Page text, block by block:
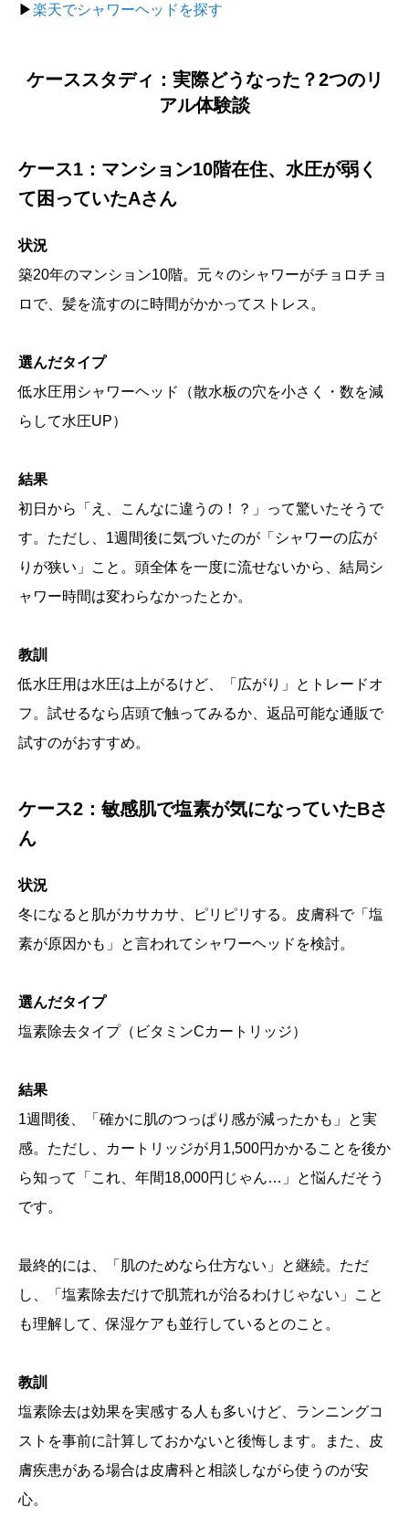
▶楽天でシャワーヘッドを探す
ケーススタディ：実際どうなった？2つのリ
アル体験談
ケース1：マンション10階在住、水圧が弱く
て困っていたAさん
状況
築20年のマンション10階。元々のシャワーがチョロチョ
ロで、髪を流すのに時間がかかってストレス。
選んだタイプ
低水圧用シャワーヘッド（散水板の穴を小さく・数を減
らして水圧UP）
結果
初日から「え、こんなに違うの！？」って驚いたそうで
す。ただし、1週間後に気づいたのが「シャワーの広が
りが狭い」こと。頭全体を一度に流せないから、結局シ
ャワー時間は変わらなかったとか。
教訓
低水圧用は水圧は上がるけど、「広がり」とトレードオ
フ。試せるなら店頭で触ってみるか、返品可能な通販で
試すのがおすすめ。
ケース2：敏感肌で塩素が気になっていたBさ
ん
状況
冬になると肌がカサカサ、ピリピリする。皮膚科で「塩
素が原因かも」と言われてシャワーヘッドを検討。
選んだタイプ
塩素除去タイプ（ビタミンCカートリッジ）
結果
1週間後、「確かに肌のつっぱり感が減ったかも」と実
感。ただし、カートリッジが月1,500円かかることを後か
ら知って「これ、年間18,000円じゃん…」と悩んだそう
です。
最終的には、「肌のためなら仕方ない」と継続。ただ
し、「塩素除去だけで肌荒れが治るわけじゃない」こと
も理解して、保湿ケアも並行しているとのこと。
教訓
塩素除去は効果を実感する人も多いけど、ランニングコ
ストを事前に計算しておかないと後悔します。また、皮
膚疾患がある場合は皮膚科と相談しながら使うのが安
心。